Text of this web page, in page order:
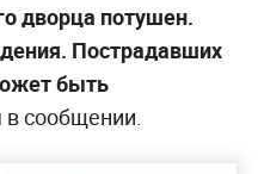
дворца потушен.
Пострадавших
быть
в сообщении.